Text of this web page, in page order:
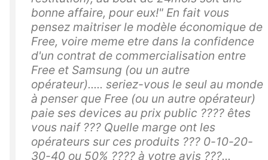
bonne affaire, pour eux!" En fait vous
pensez maitriser le modèle économique de
Free, voire meme etre dans la confidence
d'un contrat de commercialisation entre
Free et Samsung (ou un autre
opérateur)..... seriez-vous le seul au monde
à penser que Free (ou un autre opérateur)
paie ses devices au prix public ???? êtes
vous naif ??? Quelle marge ont les
opérateurs sur ces produits ??? 0-10-20-
30-40 ou 50% ???? à votre avis ???...